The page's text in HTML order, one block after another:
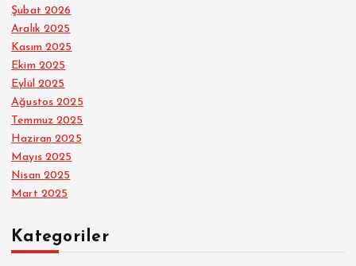
Şubat 2026
Aralık 2025
Kasım 2025
Ekim 2025
Eylül 2025
Ağustos 2025
Temmuz 2025
Haziran 2025
Mayıs 2025
Nisan 2025
Mart 2025
Kategoriler